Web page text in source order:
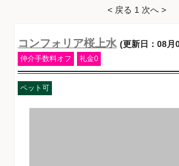
< 戻る 1 次へ >
コンフォリア桜上水 (更新日：08月
仲介手数料オフ 礼金0
ペット可